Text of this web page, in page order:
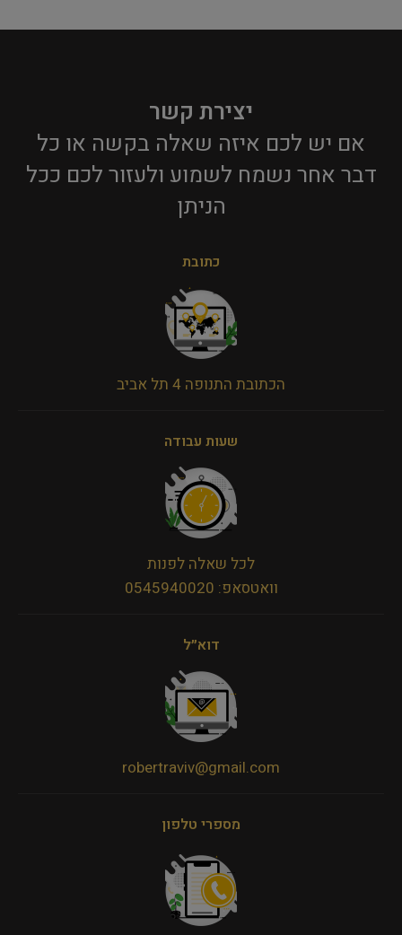
יצירת קשר
אם יש לכם איזה שאלה בקשה או כל
דבר אחר נשמח לשמוע ולעזור לכם ככל
הניתן​
כתובת
הכתובת התנופה 4 תל אביב
שעות עבודה
לכל שאלה לפנות
וואטסאפ: 0545940020
דוא״ל
robertraviv@gmail.com
מספרי טלפון